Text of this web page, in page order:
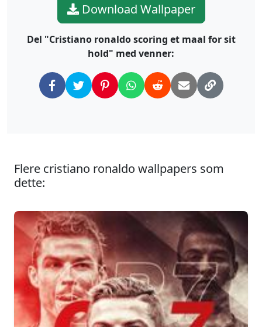
Download Wallpaper
Del "Cristiano ronaldo scoring et maal for sit
hold" med venner:
Flere cristiano ronaldo wallpapers som
dette: